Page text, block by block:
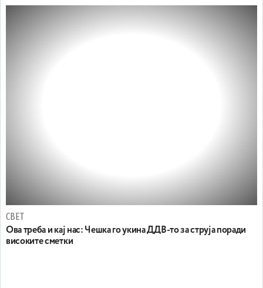
СВЕТ
Ова треба и кај нас: Чешка го укина ДДВ-то за струја поради
високите сметки